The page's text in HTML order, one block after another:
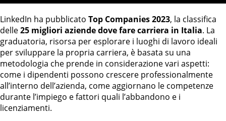
LinkedIn ha pubblicato Top Companies 2023, la classifica
delle25 migliori aziende dove fare carriera in Italia. La
graduatoria, risorsa per esplorare i luoghi di lavoro ideali
per sviluppare la propria carriera, è basata su una
metodologia che prende in considerazione vari aspetti:
come i dipendenti possono crescere professionalmente
all’interno dell’azienda, come aggiornano le competenze
durante l’impiego e fattori quali l’abbandono e i
licenziamenti.